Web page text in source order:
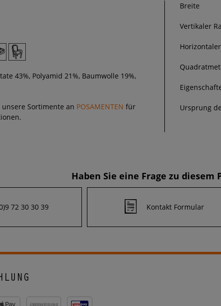
43%, Polyamid 21%, Baumwolle 19%,
Sortimente an POSAMENTEN für
Breite
Vertikaler
Ursprung
Haben Sie eine Frage zu diesem
72 30 30 39 Kontakt Formular
ÜBERWEISUNG